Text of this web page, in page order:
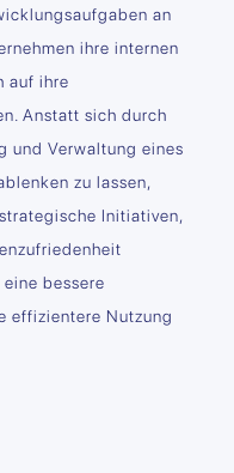
an
ihre internen
auf ihre
Anstatt sich durch
und Verwaltung eines
zu lassen,
Initiativen,
bessere
effizientere Nutzung